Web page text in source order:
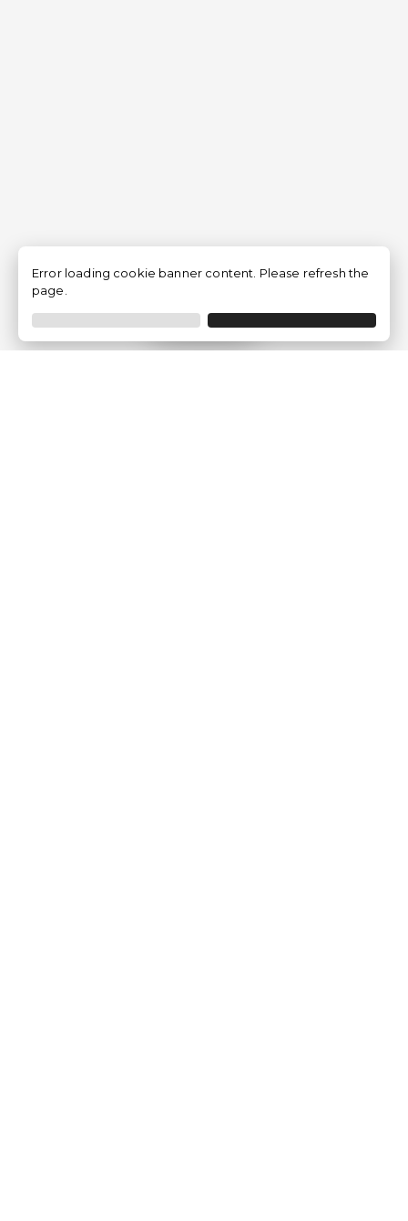
Filtrar
Error loading cookie banner content. Please refresh the
page.